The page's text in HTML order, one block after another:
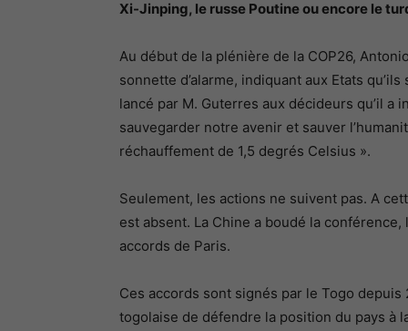
Xi-Jinping, le russe Poutine ou encore le
Au début de la plénière de la COP26,
sonnette d’alarme, indiquant aux Etats
lancé par M. Guterres aux décideurs qu’il a
sauvegarder notre avenir et sauver
réchauffement de 1,5 degrés Celsius ».
Seulement, les actions ne suivent pas. A
est absent. La Chine a boudé la
accords de Paris.
Ces accords sont signés par le Togo
togolaise de défendre la position du pays à